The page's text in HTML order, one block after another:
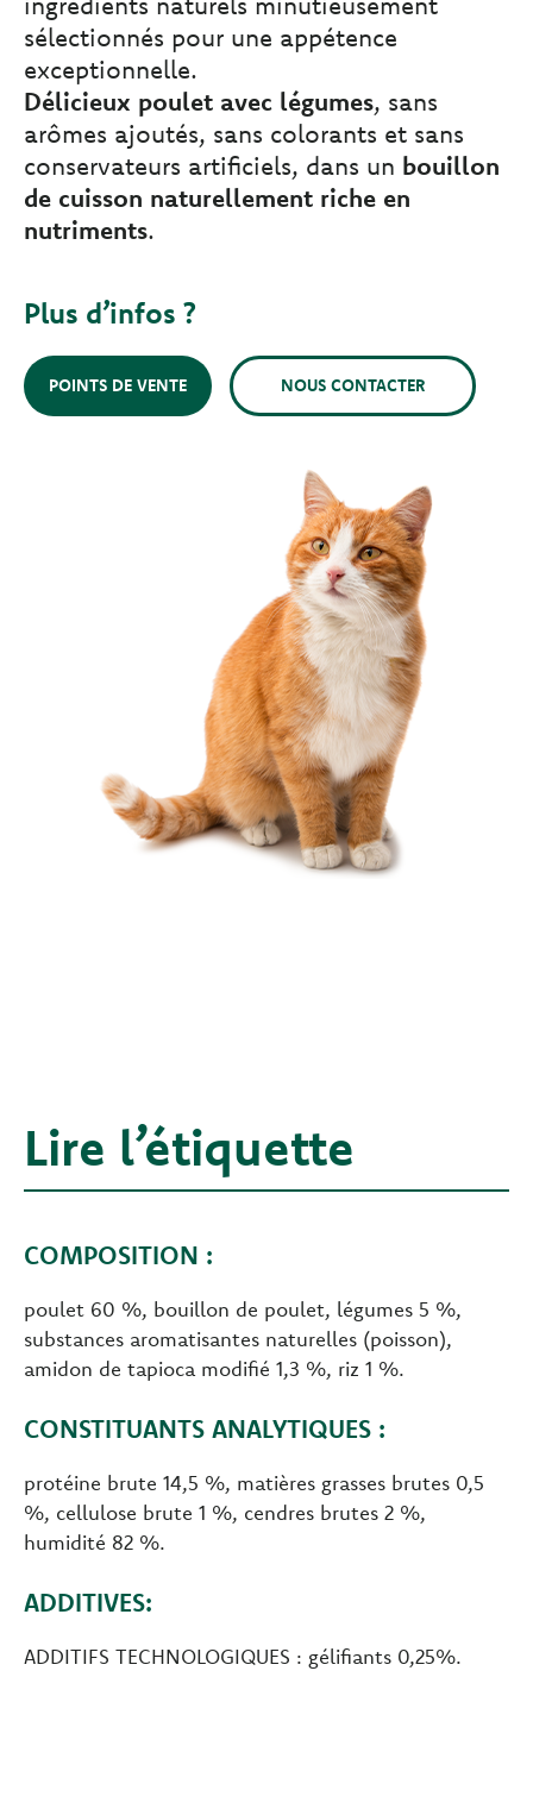
sélectionnés pour une appétence
exceptionnelle.
Délicieux poulet avec légumes, sans
arômes ajoutés, sans colorants et sans
conservateurs artificiels, dans un bouillon
de cuisson naturellement riche en
nutriments.
Plus d’infos ?
POINTS DE VENTE NOUS CONTACTER
Lire l’étiquette
COMPOSITION :
poulet 60 %, bouillon de poulet, légumes 5 %,
substances aromatisantes naturelles (poisson),
amidon de tapioca modifié 1,3 %, riz 1 %.
CONSTITUANTS ANALYTIQUES :
protéine brute 14,5 %, matières grasses brutes 0,5
%, cellulose brute 1 %, cendres brutes 2 %,
humidité 82 %.
ADDITIVES:
ADDITIFS TECHNOLOGIQUES : gélifiants 0,25%.